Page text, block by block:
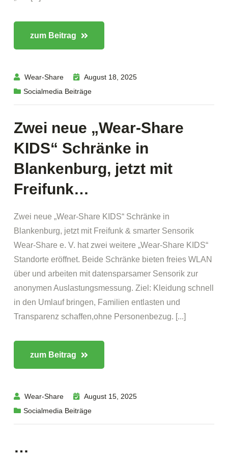
zum Beitrag
Wear-Share
August 18, 2025
Socialmedia Beiträge
Zwei neue „Wear-Share
KIDS“ Schränke in
Blankenburg, jetzt mit
Freifunk…
Zwei neue „Wear-Share KIDS“ Schränke in
Blankenburg, jetzt mit Freifunk & smarter Sensorik
Wear-Share e. V. hat zwei weitere „Wear-Share KIDS“
Standorte eröffnet. Beide Schränke bieten freies WLAN
über und arbeiten mit datensparsamer Sensorik zur
anonymen Auslastungsmessung. Ziel: Kleidung schnell
in den Umlauf bringen, Familien entlasten und
Transparenz schaffen,ohne Personenbezug. [...]
zum Beitrag
Wear-Share
August 15, 2025
Socialmedia Beiträge
…